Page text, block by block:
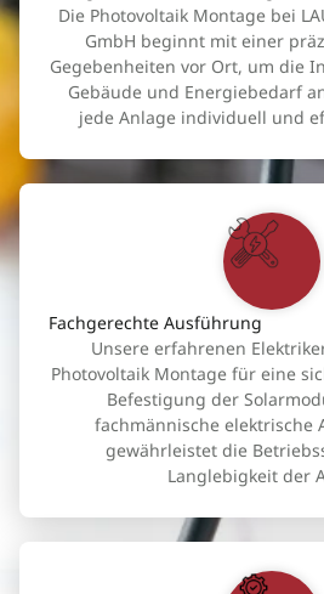
Die Photovoltaik Montage bei
GmbH beginnt mit einer
Gegebenheiten vor Ort, um die
Gebäude und Energiebedarf
jede Anlage individuell und
Fachgerechte Ausführung
Unsere erfahrenen
Photovoltaik Montage für eine
Befestigung der
fachmännische elektrische
gewährleistet die
Langlebigkeit der